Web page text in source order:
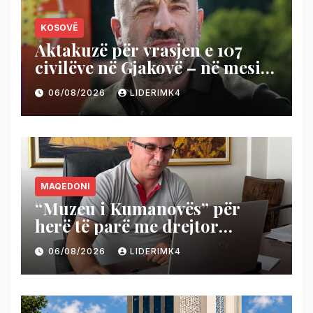
KOSOVË
Aktakuzë për vrasjen e 107
civilëve në Gjakovë – në mesin
e të akuzuarve edhe Milan
Radoiçiq
06/08/2026 LIDERIMK4
MAQEDONI
“Muzeu i Kumanovës” për
herë të parë me drejtor
shqiptar
06/08/2026 LIDERIMK4